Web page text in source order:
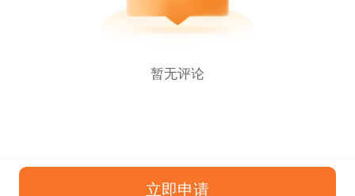
暂无评论
立即申请